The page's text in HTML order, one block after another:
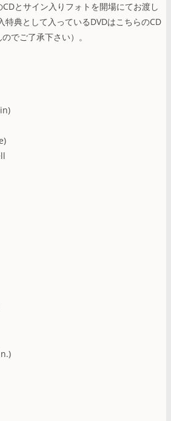
CDとサイン入りフォトを開場にてお渡し
特典として入っているDVDはこちらのCD
でご了承下さい）。
」